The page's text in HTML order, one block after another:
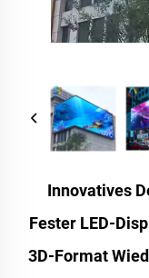
Innovatives
Fester LED-
3D-Format